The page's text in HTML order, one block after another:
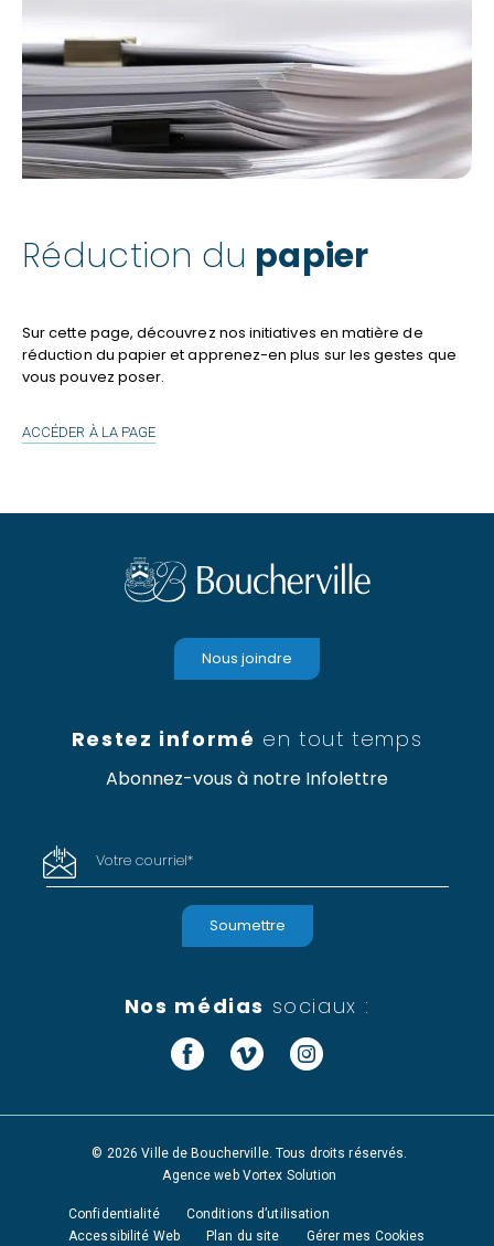
Réduction du papier
Sur cette page, découvrez nos initiatives en matière de
réduction du papier et apprenez-en plus sur les gestes que
vous pouvez poser.
ACCÉDER À LA PAGERÉDUCTION
Restez informé en tout temps
Abonnez-vous à notre Infolettre
Votre courriel*
Nous joindre
Nos médias sociaux :
Facebook
VimeoInstagram
© 2026 Ville de Boucherville. Tous droits réservés.
Agence web Vortex Solution
Confidentialité
Conditions d’utilisation
Accessibilité Web
Plan du site Gérer mes Cookies